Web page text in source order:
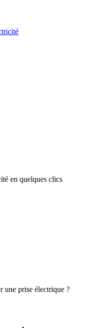
en quelques clics
une prise électrique ?